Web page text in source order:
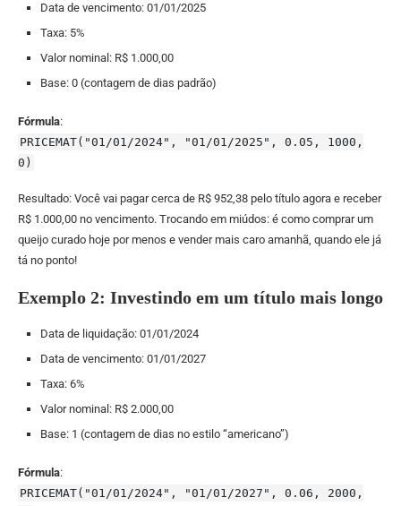
Data de vencimento: 01/01/2025
Taxa: 5%
Valor nominal: R$ 1.000,00
Base: 0 (contagem de dias padrão)
Fórmula:
PRICEMAT("01/01/2024", "01/01/2025", 0.05, 1000,
0)
Resultado: Você vai pagar cerca de R$ 952,38 pelo título agora e receber
R$ 1.000,00 no vencimento. Trocando em miúdos: é como comprar um
queijo curado hoje por menos e vender mais caro amanhã, quando ele já
tá no ponto!
Exemplo 2: Investindo em um título mais longo
Data de liquidação: 01/01/2024
Data de vencimento: 01/01/2027
Taxa: 6%
Valor nominal: R$ 2.000,00
Base: 1 (contagem de dias no estilo “americano”)
Fórmula:
PRICEMAT("01/01/2024", "01/01/2027", 0.06, 2000,